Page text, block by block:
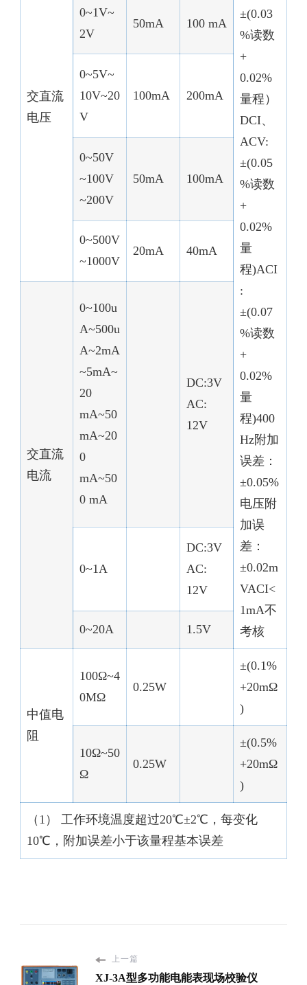
交直流
电压
±(0.03
%读数
+
0.02%
量程）
DCI、
ACV:
±(0.05
%读数
+
0.02%
量
程)ACI
:
±(0.07
%读数
+
0.02%
量
程)400
Hz附加
误差：
±0.05%
电压附
加误
差：
±0.02m
VACI<
1mA不
考核
0~1V~
2V
50mA 100 mA
0~5V~
10V~20
V
100mA 200mA
0~50V
~100V
~200V
50mA 100mA
0~500V
~1000V
20mA 40mA
交直流
电流
0~100u
A~500u
A~2mA
~5mA~
20
mA~50
mA~20
0
mA~50
0 mA
DC:3V
AC:
12V
0~1A
DC:3V
AC:
12V
0~20A 1.5V
中值电
阻
100Ω~4
0MΩ
0.25W
±(0.1%
+20mΩ
)
10Ω~50
Ω
0.25W
±(0.5%
+20mΩ
)
（1） 工作环境温度超过20℃±2℃，每变化
10℃，附加误差小于该量程基本误差
上一篇
XJ-3A型多功能电能表现场校验仪